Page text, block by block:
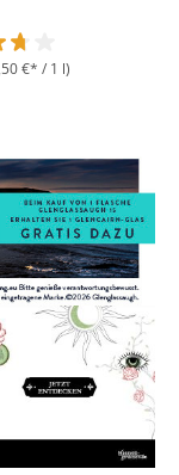
Sternen
€* / 1 l)